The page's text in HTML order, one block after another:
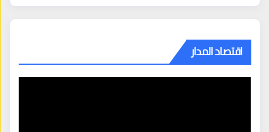
اقتصاد المدار